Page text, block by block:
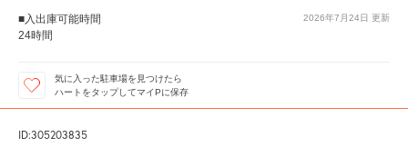
2026年7月24日 更新
■入出庫可能時間
24時間
気に入った駐車場を見つけたら
ハートをタップしてマイPに保存
ID:305203835